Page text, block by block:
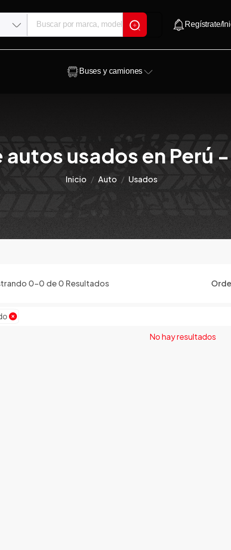
Regístrate/
Buses y camiones
autos usados en Perú
Inicio Auto Usados
0-0 de0 Resultados
No hay resultados